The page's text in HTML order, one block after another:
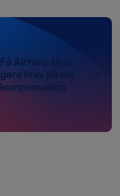
Få AirHelp til at
gøre krav på din
kompensation